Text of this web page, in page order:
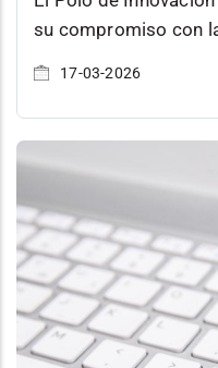
su compromiso con
17-03-2026